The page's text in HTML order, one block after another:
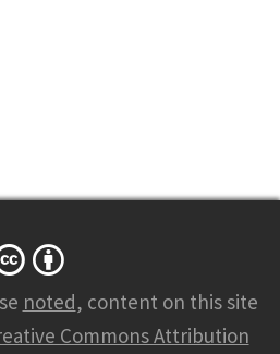
noted, content on this site
Commons Attribution